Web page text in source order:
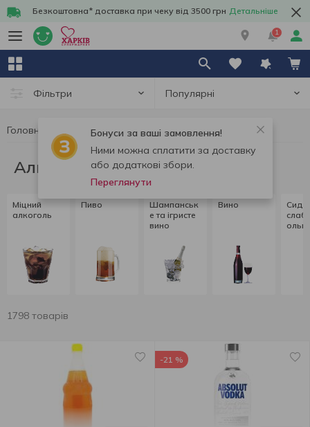
Безкоштовна* доставка при чеку від 3500 грн Детальніше
1
Фільтри Популярні
Бонуси за ваші замовлення!
Ними можна сплатити за доставку
або додаткові збори.
Переглянути
Головна Алкоголь
Алкоголь
Міцний
алкоголь
Пиво
Шампанськ
е та ігристе
вино
Вино
Сидр
1798 товарів
-21 %